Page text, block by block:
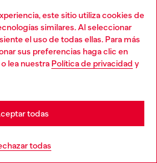
este sitio utiliza cookies de
similares. Al seleccionar
el uso de todas ellas. Para más
sus preferencias haga clic en
o lea nuestra Política de privacidad y
todas
todas
actualizaciones y
electrónico
No especificado